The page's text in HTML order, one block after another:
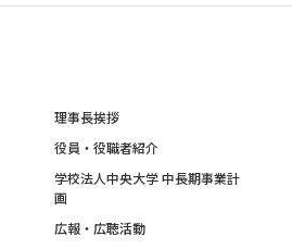
理事長挨拶
役員・役職者紹介
学校法人中央大学 中長期事業計
画
広報・広聴活動